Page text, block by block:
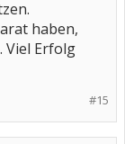
haben,
Viel Erfolg
#15